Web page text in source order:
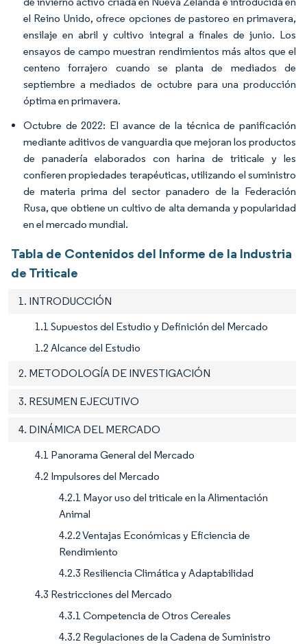
el Reino Unido, ofrece opciones de pastoreo en primavera,
ensilaje en abril y cultivo integral a finales de junio. Los
ensayos de campo muestran rendimientos más altos que el
centeno forrajero cuando se planta de mediados de
septiembre a mediados de octubre para una producción
óptima en primavera.
Octubre de 2022: El avance de la técnica de panificación
mediante aditivos de vanguardia que mejoran los productos
de panadería elaborados con harina de triticale y les
confieren propiedades terapéuticas, utilizando el suministro
de materia prima del sector panadero de la Federación
Rusa, que obtiene un cultivo de alta demanda y popularidad
en el mercado mundial.
Tabla de Contenidos del Informe de la Industria
de Triticale
1. INTRODUCCIÓN
1.1 Supuestos del Estudio y Definición del Mercado
1.2 Alcance del Estudio
2. METODOLOGÍA DE INVESTIGACIÓN
3. RESUMEN EJECUTIVO
4. DINÁMICA DEL MERCADO
4.1 Panorama General del Mercado
4.2 Impulsores del Mercado
4.2.1 Mayor uso del triticale en la Alimentación
Animal
4.2.2 Ventajas Económicas y Eficiencia de
Rendimiento
4.2.3 Resiliencia Climática y Adaptabilidad
4.3 Restricciones del Mercado
4.3.1 Competencia de Otros Cereales
4.3.2 Regulaciones de la Cadena de Suministro